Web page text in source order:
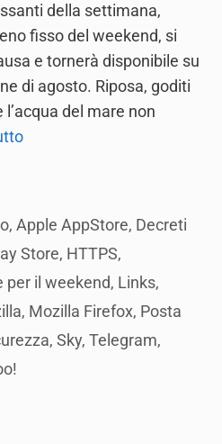
della settimana,
fisso del weekend, si
e tornerà disponibile su
di agosto. Riposa, goditi
l’acqua del mare non
, Apple AppStore, Decreti
Store, HTTPS,
per il weekend, Links,
, Mozilla Firefox, Posta
, Sky, Telegram,